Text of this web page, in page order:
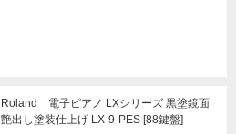
Roland 電子ピアノ LXシリーズ 黒塗鏡面
艶出し塗装仕上げ LX-9-PES [88鍵盤]